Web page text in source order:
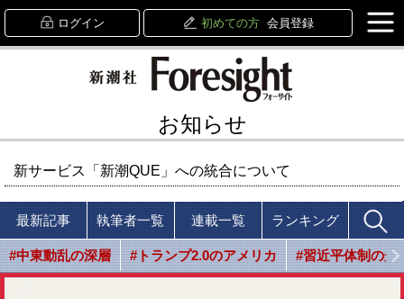
ログイン 初めての方 会員登録
お知らせ
新サービス「新潮QUE」への統合について
最新記事 執筆者一覧 連載一覧 ランキング
#中東動乱の深層 #トランプ2.0のアメリカ #習近平体制の光